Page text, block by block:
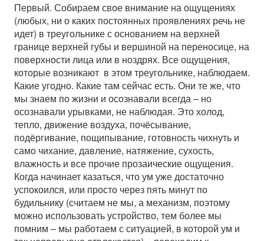
Первый. Собираем свое внимание на ощущениях
(любых, ни о каких постоянных проявлениях речь не
идет) в треугольнике с основанием на верхней
границе верхней губы и вершиной на переносице, на
поверхности лица или в ноздрях. Все ощущения,
которые возникают в этом треугольнике, наблюдаем.
Какие угодно. Какие там сейчас есть. Они те же, что
мы знаем по жизни и осознавали всегда – но
осознавали урывками, не наблюдая. Это холод,
тепло, движение воздуха, почёсывание,
подёргивание, пощипывание, готовность чихнуть и
само чихание, давление, натяжение, сухость,
влажность и все прочие прозаические ощущения.
Когда начинает казаться, что ум уже достаточно
успокоился, или просто через пять минут по
будильнику (считаем не мы, а механизм, поэтому
можно использовать устройство, тем более мы
помним – мы работаем с ситуацией, в которой ум и